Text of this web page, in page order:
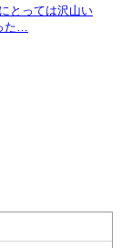
とっては沢山い
た…